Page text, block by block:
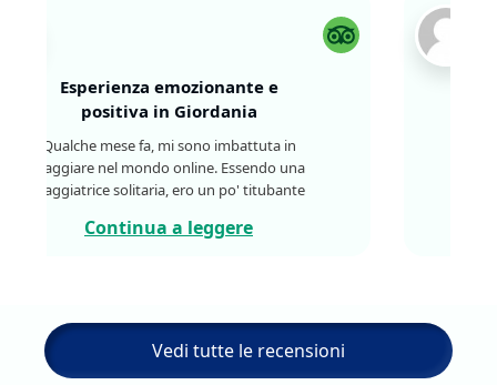
Esperienza emozionante e
positiva in Giordania
Qualche mese fa, mi sono imbattuta in
Viaggiare nel mondo online. Essendo una
viaggiatrice solitaria, ero un po' titubante
esperienza precedente di viaggio in un Paese
conoscere il loro programma. E, senza alcun
ripensamento, ho prenotato il tour. Gli hotel
Continua a leggere
Vedi tutte le recensioni